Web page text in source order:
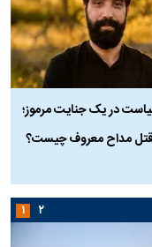
در یک جنایت مرموز؛
مداح معروف چیست؟
۱ ۲